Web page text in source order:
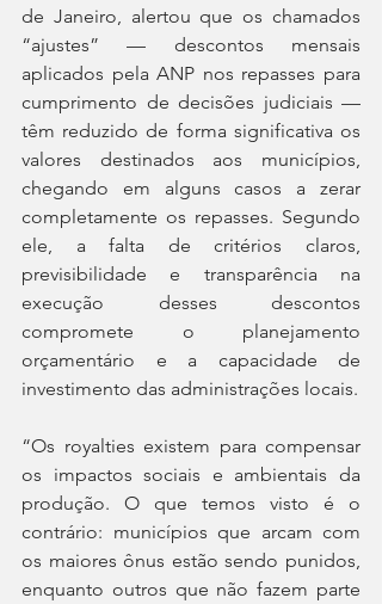
de Janeiro, alertou que os chamados
“ajustes” — descontos mensais
aplicados pela ANP nos repasses para
cumprimento de decisões judiciais —
têm reduzido de forma significativa os
valores destinados aos municípios,
chegando em alguns casos a zerar
completamente os repasses. Segundo
ele, a falta de critérios claros,
previsibilidade e transparência na
execução desses descontos
compromete o planejamento
orçamentário e a capacidade de
investimento das administrações locais.
“Os royalties existem para compensar
os impactos sociais e ambientais da
produção. O que temos visto é o
contrário: municípios que arcam com
os maiores ônus estão sendo punidos,
enquanto outros que não fazem parte